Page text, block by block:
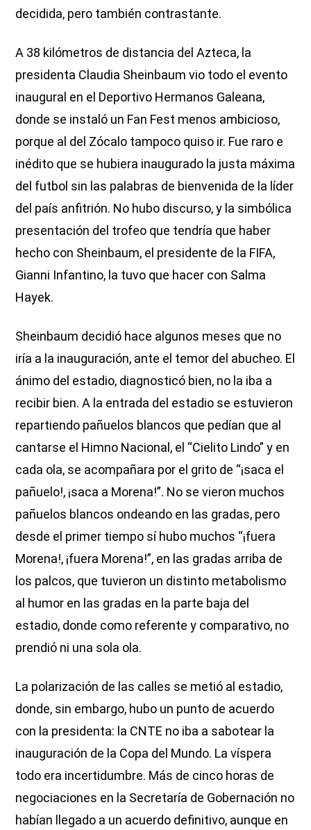
decidida, pero también contrastante.
A 38 kilómetros de distancia del Azteca, la
presidenta Claudia Sheinbaum vio todo el evento
inaugural en el Deportivo Hermanos Galeana,
donde se instaló un Fan Fest menos ambicioso,
porque al del Zócalo tampoco quiso ir. Fue raro e
inédito que se hubiera inaugurado la justa máxima
del futbol sin las palabras de bienvenida de la líder
del país anfitrión. No hubo discurso, y la simbólica
presentación del trofeo que tendría que haber
hecho con Sheinbaum, el presidente de la FIFA,
Gianni Infantino, la tuvo que hacer con Salma
Hayek.
Sheinbaum decidió hace algunos meses que no
iría a la inauguración, ante el temor del abucheo. El
ánimo del estadio, diagnosticó bien, no la iba a
recibir bien. A la entrada del estadio se estuvieron
repartiendo pañuelos blancos que pedían que al
cantarse el Himno Nacional, el “Cielito Lindo” y en
cada ola, se acompañara por el grito de “¡saca el
pañuelo!, ¡saca a Morena!”. No se vieron muchos
pañuelos blancos ondeando en las gradas, pero
desde el primer tiempo sí hubo muchos “¡fuera
Morena!, ¡fuera Morena!”, en las gradas arriba de
los palcos, que tuvieron un distinto metabolismo
al humor en las gradas en la parte baja del
estadio, donde como referente y comparativo, no
prendió ni una sola ola.
La polarización de las calles se metió al estadio,
donde, sin embargo, hubo un punto de acuerdo
con la presidenta: la CNTE no iba a sabotear la
inauguración de la Copa del Mundo. La víspera
todo era incertidumbre. Más de cinco horas de
negociaciones en la Secretaría de Gobernación no
habían llegado a un acuerdo definitivo, aunque en